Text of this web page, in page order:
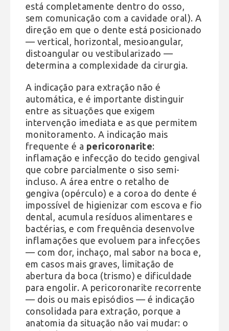
está completamente dentro do osso,
sem comunicação com a cavidade oral). A
direção em que o dente está posicionado
— vertical, horizontal, mesioangular,
distoangular ou vestibularizado —
determina a complexidade da cirurgia.
A indicação para extração não é
automática, e é importante distinguir
entre as situações que exigem
intervenção imediata e as que permitem
monitoramento. A indicação mais
frequente é a pericoronarite:
inflamação e infecção do tecido gengival
que cobre parcialmente o siso semi-
incluso. A área entre o retalho de
gengiva (opérculo) e a coroa do dente é
impossível de higienizar com escova e fio
dental, acumula resíduos alimentares e
bactérias, e com frequência desenvolve
inflamações que evoluem para infecções
— com dor, inchaço, mal sabor na boca e,
em casos mais graves, limitação de
abertura da boca (trismo) e dificuldade
para engolir. A pericoronarite recorrente
— dois ou mais episódios — é indicação
consolidada para extração, porque a
anatomia da situação não vai mudar: o